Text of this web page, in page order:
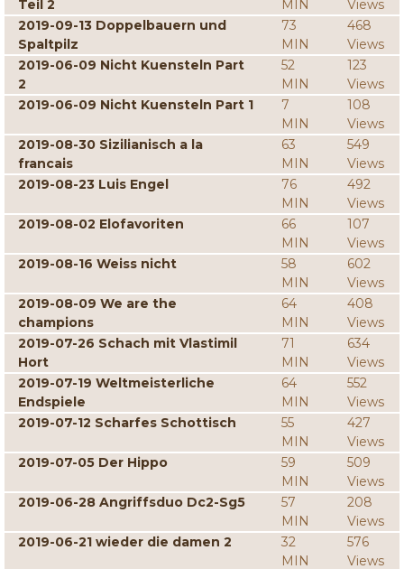
Teil 2
MIN
Views
2019-09-13 Doppelbauern und
Spaltpilz
73
MIN
468
Views
2019-06-09 Nicht Kuensteln Part
2
52
MIN
123
Views
2019-06-09 Nicht Kuensteln Part 1
7
MIN
108
Views
2019-08-30 Sizilianisch a la
francais
63
MIN
549
Views
2019-08-23 Luis Engel
76
MIN
492
Views
2019-08-02 Elofavoriten
66
MIN
107
Views
2019-08-16 Weiss nicht
58
MIN
602
Views
2019-08-09 We are the
champions
64
MIN
408
Views
2019-07-26 Schach mit Vlastimil
Hort
71
MIN
634
Views
2019-07-19 Weltmeisterliche
Endspiele
64
MIN
552
Views
2019-07-12 Scharfes Schottisch
55
MIN
427
Views
2019-07-05 Der Hippo
59
MIN
509
Views
2019-06-28 Angriffsduo Dc2-Sg5
57
MIN
208
Views
2019-06-21 wieder die damen 2
32
MIN
576
Views